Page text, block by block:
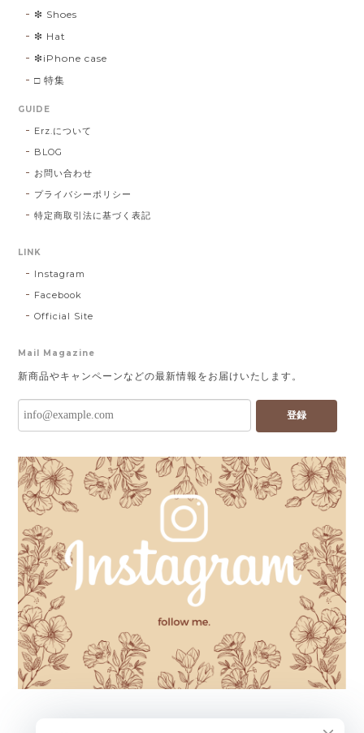
❇︎ Shoes
❇︎ Hat
❇︎iPhone case
□ 特集
GUIDE
Erz.について
BLOG
お問い合わせ
プライバシーポリシー
特定商取引法に基づく表記
LINK
Instagram
Facebook
Official Site
Mail Magazine
新商品やキャンペーンなどの最新情報をお届けいたします。
登録